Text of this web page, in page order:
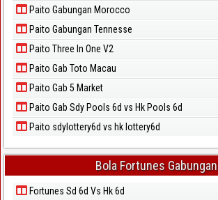
Paito Gabungan Morocco
Paito Gabungan Tennesse
Paito Three In One V2
Paito Gab Toto Macau
Paito Gab 5 Market
Paito Gab Sdy Pools 6d vs Hk Pools 6d
Paito sdylottery6d vs hk lottery6d
Bola Fortunes Gabungan
Fortunes Sd 6d Vs Hk 6d